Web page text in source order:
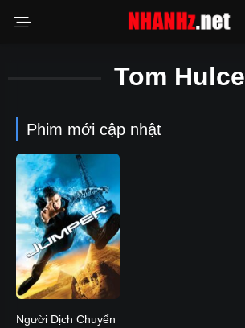
Tom Hulce
Phim mới cập nhật
6.1
Người Dịch Chuyển